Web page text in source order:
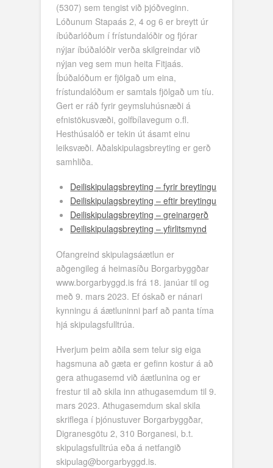
(5307) sem tengist við þjóðveginn.
Lóðunum Stapaás 2, 4 og 6 er breytt úr
íbúðarlóðum í frístundalóðir og fjórar
nýjar íbúðalóðir verða skilgreindar við
nýjan veg sem mun heita Fitjaás.
Íbúðalóðum er fjölgað um eina,
frístundalóðum er samtals fjölgað um tíu.
Gert er ráð fyrir geymsluhúsnæði á
efnistökusvæði, golfbílavegum o.fl.
Hesthúsalóð er tekin út ásamt einu
leiksvæði. Aðalskipulagsbreyting er gerð
samhliða.
Deiliskipulagsbreyting – fyrir breytingu
Deiliskipulagsbreyting – eftir breytingu
Deiliskipulagsbreyting – greinargerð
Deiliskipulagsbreyting – yfirlitsmynd
Ofangreind skipulagsáætlun er
aðgengileg á heimasíðu Borgarbyggðar
www.borgarbyggd.is frá 18. janúar til og
með 9. mars 2023. Ef óskað er nánari
kynningu á áætluninni þarf að panta tíma
hjá skipulagsfulltrúa.
Hverjum þeim aðila sem telur sig eiga
hagsmuna að gæta er gefinn kostur á að
gera athugasemd við áætlunina og er
frestur til að skila inn athugasemdum til 9.
mars 2023. Athugasemdum skal skila
skriflega í þjónustuver Borgarbyggðar,
Digranesgötu 2, 310 Borganesi, b.t.
skipulagsfulltrúa eða á netfangið
skipulag@borgarbyggd.is.